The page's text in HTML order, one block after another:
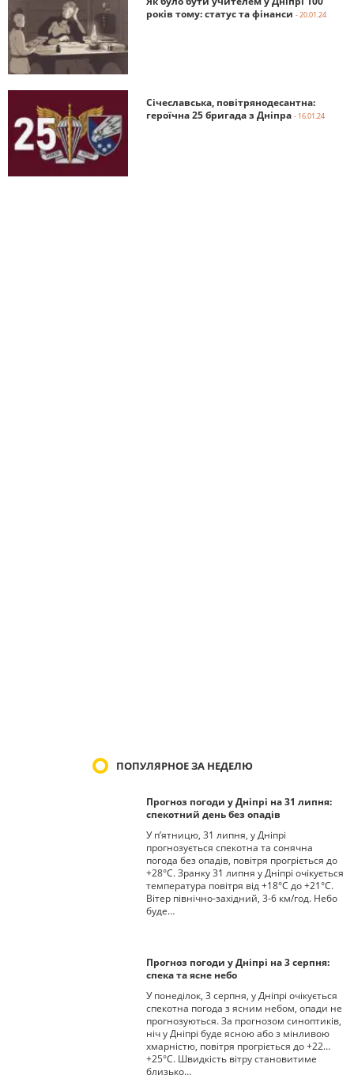
років тому: статус та фінанси - 20.01.24
Січеславська, повітрянодесантна:
героїчна 25 бригада з Дніпра - 16.01.24
ПОПУЛЯРНОЕ ЗА НЕДЕЛЮ
Прогноз погоди у Дніпрі на 31 липня:
спекотний день без опадів
У п’ятницю, 31 липня, у Дніпрі
прогнозується спекотна та сонячна
погода без опадів, повітря прогріється до
+28°С. Зранку 31 липня у Дніпрі очікується
температура повітря від +18°С до +21°С.
Вітер північно-західний, 3-6 км/год. Небо
буде…
Прогноз погоди у Дніпрі на 3 серпня:
спека та ясне небо
У понеділок, 3 серпня, у Дніпрі очікується
спекотна погода з ясним небом, опади не
прогнозуються. За прогнозом синоптиків,
ніч у Дніпрі буде ясною або з мінливою
хмарністю, повітря прогріється до +22…
+25°С. Швидкість вітру становитиме
близько…